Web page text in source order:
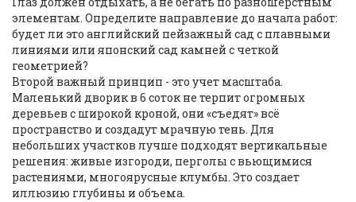
элементам. Определите направление до начала работ:
будет ли это английский пейзажный сад с плавными
линиями или японский сад камней с четкой
геометрией?
Второй важный принцип - это учет масштаба.
Маленький дворик в 6 соток не терпит огромных
деревьев с широкой кроной, они «съедят» всё
пространство и создадут мрачную тень. Для
небольших участков лучше подходят вертикальные
решения: живые изгороди, перголы с вьющимися
растениями, многоярусные клумбы. Это создает
иллюзию глубины и объема.